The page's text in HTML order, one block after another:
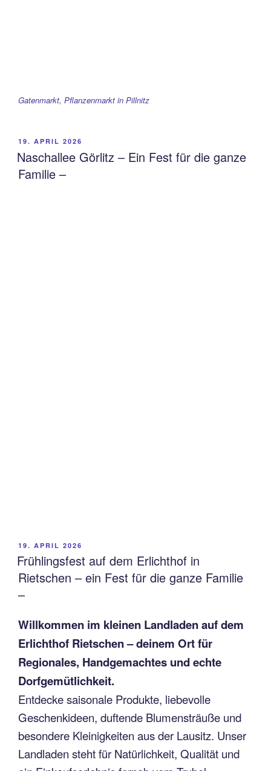
Gatenmarkt, Pflanzenmarkt in Pillnitz
VERÖFFENTLICHT
AM
19. APRIL 2026
Naschallee Görlitz – Ein Fest für die ganze
Familie –
VERÖFFENTLICHT
AM
19. APRIL 2026
Frühlingsfest auf dem Erlichthof in
Rietschen – ein Fest für die ganze Familie
–
Willkommen im kleinen Landladen auf dem
Erlichthof Rietschen – deinem Ort für
Regionales, Handgemachtes und echte
Dorfgemütlichkeit.
Entdecke saisonale Produkte, liebevolle
Geschenkideen, duftende Blumensträuße und
besondere Kleinigkeiten aus der Lausitz. Unser
Landladen steht für Natürlichkeit, Qualität und